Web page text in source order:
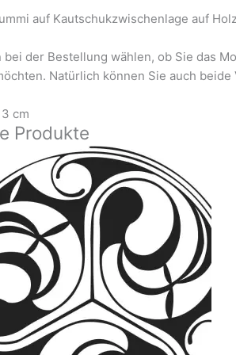
auf Kautschukzwischenlage auf
bei der Bestellung wählen, ob Sie das
Natürlich können Sie auch
cm
Produkte